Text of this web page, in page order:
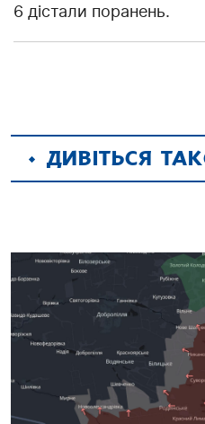
6 дістали поранень.
ДИВІТЬСЯ